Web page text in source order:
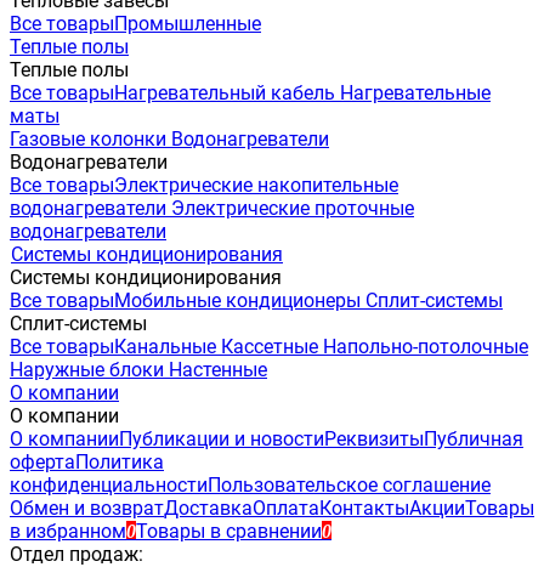
Все товарыПромышленные
Теплые полы
Теплые полы
Все товарыНагревательный кабель Нагревательные
маты
Газовые колонки Водонагреватели
Водонагреватели
Все товарыЭлектрические накопительные
водонагреватели Электрические проточные
водонагреватели
Системы кондиционирования
Системы кондиционирования
Все товарыМобильные кондиционеры Сплит-системы
Сплит-системы
Все товарыКанальные Кассетные Напольно-потолочные
Наружные блоки Настенные
О компании
О компании
О компанииПубликации и новостиРеквизитыПубличная
офертаПолитика
конфиденциальностиПользовательское соглашение
Обмен и возвратДоставкаОплатаКонтактыАкцииТовары
в избранном0Товары в сравнении0
Отдел продаж: